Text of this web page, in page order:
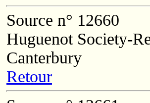
Source n° 12660
Huguenot Society-
Canterbury
Retour